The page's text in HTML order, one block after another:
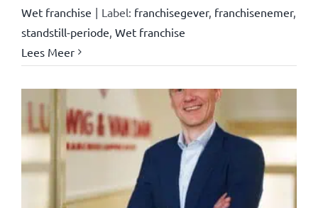
Wet franchise | Label: franchisegever, franchisenemer,
standstill-periode Wet franchise
Lees Meer